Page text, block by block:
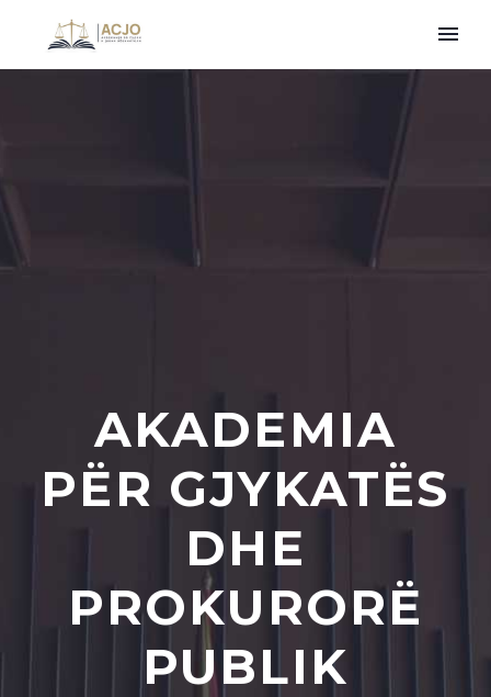
AKADEMIA
PËR GJYKATËS
DHE
PROKURORË
PUBLIK